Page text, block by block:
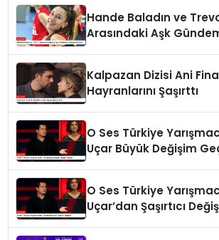
Hande Baladın ve
Arasındaki Aşk
Kalpazan Dizisi Ani
Hayranlarını Şaşırttı
O Ses Türkiye
Uçar Büyük Değişim
O Ses Türkiye
Uçar’dan Şaşırtıcı